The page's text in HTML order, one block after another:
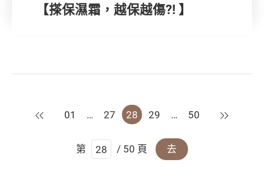
【搽保濕霜，越保越傷?! 】
上一頁
01 … 27 28 29 … 50 下一頁
第 / 50 頁 去